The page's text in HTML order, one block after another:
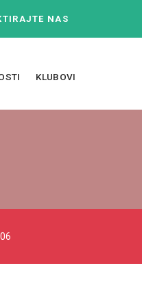
NAS
KLUBOVI